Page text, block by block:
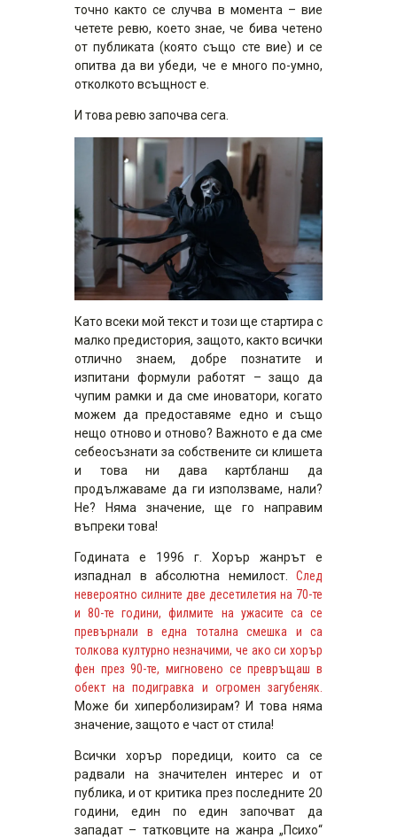
точно както се случва в момента – вие
четете ревю, което знае, че бива четено
от публиката (която също сте вие) и се
опитва да ви убеди, че е много по-умно,
отколкото всъщност е.
И това ревю започва сега.
Като всеки мой текст и този ще стартира с
малко предистория, защото, както всички
отлично знаем, добре познатите и
изпитани формули работят – защо да
чупим рамки и да сме иноватори, когато
можем да предоставяме едно и също
нещо отново и отново? Важното е да сме
себеосъзнати за собствените си клишета
и това ни дава картбланш да
продължаваме да ги използваме, нали?
Не? Няма значение, ще го направим
въпреки това!
Годината е 1996 г. Хорър жанрът е
изпаднал в абсолютна немилост. След
невероятно силните две десетилетия на 70-те
и 80-те години, филмите на ужасите са се
превърнали в една тотална смешка и са
толкова културно незначими, че ако си хорър
фен през 90-те, мигновено се превръщаш в
обект на подигравка и огромен загубеняк.
Може би хиперболизирам? И това няма
значение, защото е част от стила!
Всички хорър поредици, които са се
радвали на значителен интерес и от
публика, и от критика през последните 20
години, един по един започват да
западат – татковците на жанра „Психо“